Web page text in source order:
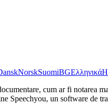
NorskSuomiBGΕλληνικά
cum ar fi notarea
un software de